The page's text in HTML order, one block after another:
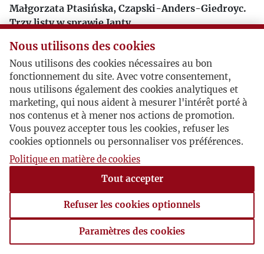
Małgorzata Ptasińska, Czapski-Anders-Giedroyc.
Trzy listy w sprawie Janty
Nous utilisons des cookies
Nous utilisons des cookies nécessaires au bon
fonctionnement du site. Avec votre consentement,
nous utilisons également des cookies analytiques et
marketing, qui nous aident à mesurer l'intérêt porté à
nos contenus et à mener nos actions de promotion.
Vous pouvez accepter tous les cookies, refuser les
cookies optionnels ou personnaliser vos préférences.
Politique en matière de cookies
Tout accepter
Refuser les cookies optionnels
Paramètres des cookies
Paramètres des cookies